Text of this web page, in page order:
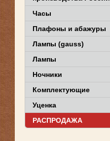
Часы
Плафоны и абажуры
Лампы (gauss)
Лампы
Ночники
Комплектующие
Уценка
РАСПРОДАЖА